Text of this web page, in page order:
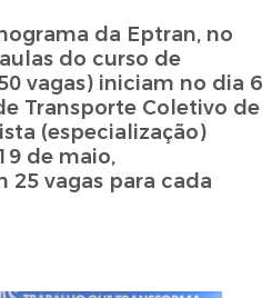
da Eptran, no
do curso de
vagas) iniciam no dia 6
Transporte Coletivo de
(especialização)
de maio,
25 vagas para cada